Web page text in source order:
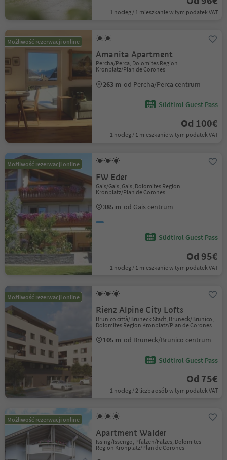
1 nocleg / 1 mieszkanie w tym podatek VAT
Możliwość rezerwacji online
Amanita Apartment
Percha/Perca, Dolomites Region
Kronplatz/Plan de Corones
263 m od Percha/Perca centrum
Südtirol Guest Pass
Od 100€
1 nocleg / 1 mieszkanie w tym podatek VAT
Możliwość rezerwacji online
FW Eder
Gais/Gais, Gais, Dolomites Region
Kronplatz/Plan de Corones
385 m od Gais centrum
Südtirol Guest Pass
Od 95€
1 nocleg / 1 mieszkanie w tym podatek VAT
Możliwość rezerwacji online
Rienz Alpine City Lofts
Brunico città/Bruneck Stadt, Bruneck/Brunico,
Dolomites Region Kronplatz/Plan de Corones
105 m od Bruneck/Brunico centrum
Südtirol Guest Pass
Od 75€
1 nocleg / 2 liczba osób w tym podatek VAT
Możliwość rezerwacji online
Apartment Walder
Issing/Issengo, Pfalzen/Falzes, Dolomites
Region Kronplatz/Plan de Corones